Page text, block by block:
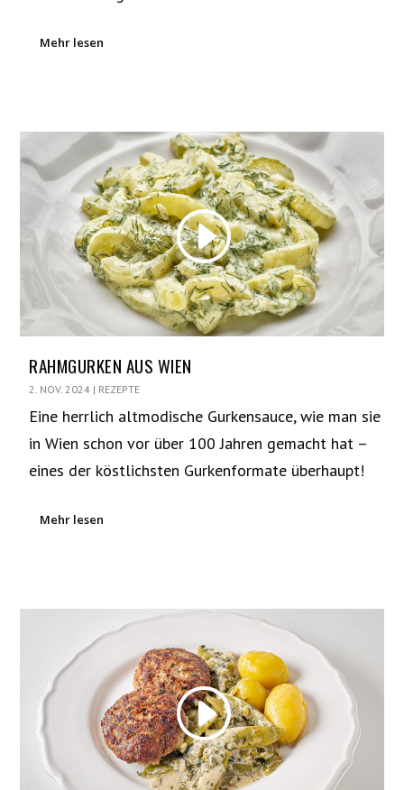
Mehr lesen
RAHMGURKEN AUS WIEN
2. NOV. 2024 | REZEPTE
Eine herrlich altmodische Gurkensauce, wie man sie
in Wien schon vor über 100 Jahren gemacht hat –
eines der köstlichsten Gurkenformate überhaupt!
Mehr lesen